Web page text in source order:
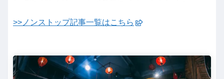
>>ノンストップ記事一覧はこちら